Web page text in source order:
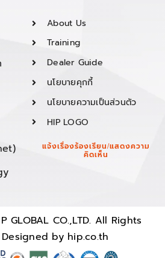
About Us
Training
Dealer Guide
นโยบายคุกกี้
นโยบายความเป็นส่วนตัว
HIP LOGO
แจ้งเรื่องร้องเรียน/แสดงความ
คิดเห็น
GLOBAL CO.,LTD. All Rights
Designed by hip.co.th